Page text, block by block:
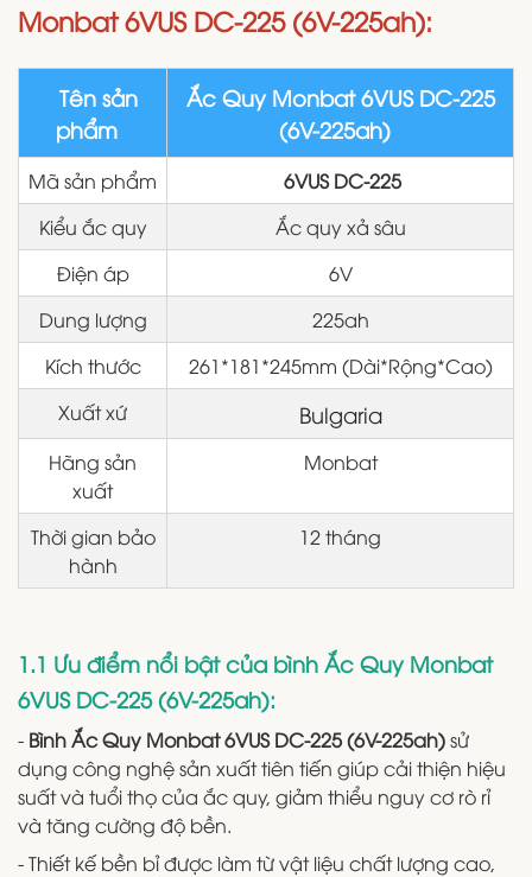
Monbat 6VUS DC-225 (6V-225ah):
Tên sản
phẩm
Ắc Quy Monbat 6VUS DC-225
(6V-225ah)
Mã sản phẩm
6VUS DC-225
Kiểu ắc quy
Ắc quy xả sâu
Điện áp
6V
Dung lượng
225ah
Kích thước
261*181*245mm (Dài*Rộng*Cao)
Xuất xứ
Bulgaria
Hãng sản
xuất
Monbat
Thời gian bảo
hành
12 tháng
1.1 Ưu điểm nổi bật của bình Ắc Quy Monbat
6VUS DC-225 (6V-225ah):
- Bình Ắc Quy Monbat 6VUS DC-225 (6V-225ah)sử
dụng công nghệ sản xuất tiên tiến giúp cải thiện hiệu
suất và tuổi thọ của ắc quy, giảm thiểu nguy cơ rò rỉ
và tăng cường độ bền.
- Thiết kế bền bỉ được làm từ vật liệu chất lượng cao,